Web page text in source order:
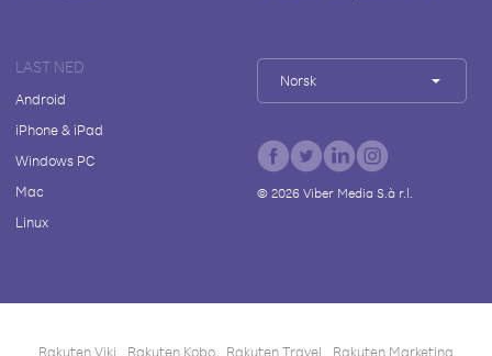
LAST NED
Android
iPhone & iPad
Windows PC
Mac
Linux
Norsk
© 2026Viber Media S.à r.l.
Rakuten Viki Rakuten Kobo Rakuten Travel Rakuten Marketing